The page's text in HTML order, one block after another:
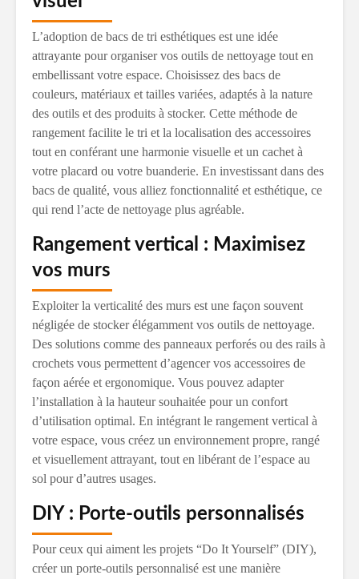
L’adoption de bacs de tri esthétiques est une idée
attrayante pour organiser vos outils de nettoyage tout en
embellissant votre espace. Choisissez des bacs de
couleurs, matériaux et tailles variées, adaptés à la nature
des outils et des produits à stocker. Cette méthode de
rangement facilite le tri et la localisation des accessoires
tout en conférant une harmonie visuelle et un cachet à
votre placard ou votre buanderie. En investissant dans des
bacs de qualité, vous alliez fonctionnalité et esthétique, ce
qui rend l’acte de nettoyage plus agréable.
Rangement vertical : Maximisez
vos murs
Exploiter la verticalité des murs est une façon souvent
négligée de stocker élégamment vos outils de nettoyage.
Des solutions comme des panneaux perforés ou des rails à
crochets vous permettent d’agencer vos accessoires de
façon aérée et ergonomique. Vous pouvez adapter
l’installation à la hauteur souhaitée pour un confort
d’utilisation optimal. En intégrant le rangement vertical à
votre espace, vous créez un environnement propre, rangé
et visuellement attrayant, tout en libérant de l’espace au
sol pour d’autres usages.
DIY : Porte-outils personnalisés
Pour ceux qui aiment les projets “Do It Yourself” (DIY),
créer un porte-outils personnalisé est une manière